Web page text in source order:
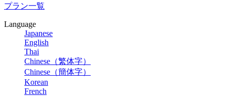
プラン一覧
Language
Japanese
English
Thai
Chinese（繁体字）
Chinese（簡体字）
Korean
French